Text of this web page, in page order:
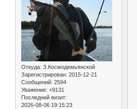
Откуда: З.Космодемьянской
Зарегистрирован: 2015-12-21
Сообщений: 2594
Уважение: +9131
Последний визит:
2026-08-06 19:15:23